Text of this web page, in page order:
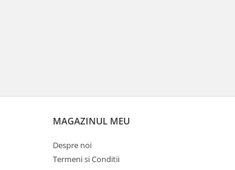
MAGAZINUL MEU
Despre noi
Termeni si Conditii